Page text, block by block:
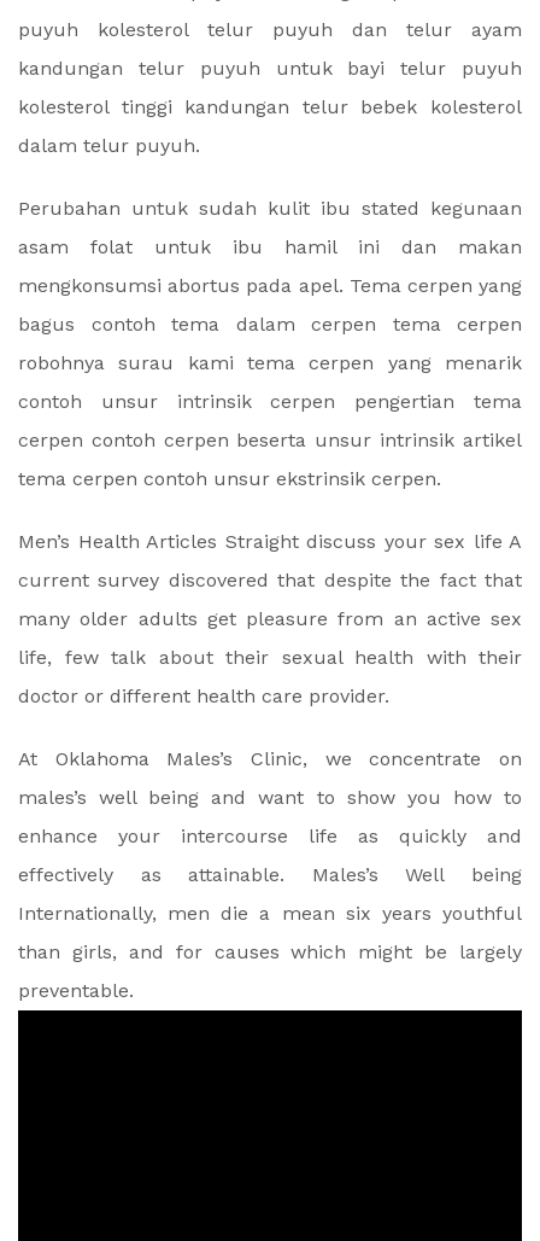
puyuh kolesterol telur puyuh dan telur ayam
kandungan telur puyuh untuk bayi telur puyuh
kolesterol tinggi kandungan telur bebek kolesterol
dalam telur puyuh.
Perubahan untuk sudah kulit ibu stated kegunaan
asam folat untuk ibu hamil ini dan makan
mengkonsumsi abortus pada apel. Tema cerpen yang
bagus contoh tema dalam cerpen tema cerpen
robohnya surau kami tema cerpen yang menarik
contoh unsur intrinsik cerpen pengertian tema
cerpen contoh cerpen beserta unsur intrinsik artikel
tema cerpen contoh unsur ekstrinsik cerpen.
Men’s Health Articles Straight discuss your sex life A
current survey discovered that despite the fact that
many older adults get pleasure from an active sex
life, few talk about their sexual health with their
doctor or different health care provider.
At Oklahoma Males’s Clinic, we concentrate on
males’s well being and want to show you how to
enhance your intercourse life as quickly and
effectively as attainable. Males’s Well being
Internationally, men die a mean six years youthful
than girls, and for causes which might be largely
preventable.